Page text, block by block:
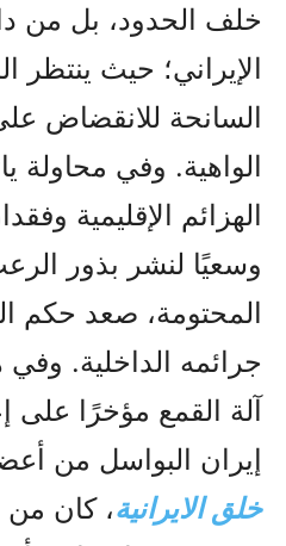
خلف الحدود، بل من
الإيراني؛ حيث ينتظر
السانحة للانقضاض
الواهية. وفي محاولة
الهزائم الإقليمية
وسعيًا لنشر بذور
المحتومة، صعد حكم
جرائمه الداخلية.
إيران البواسل من
خلق الایرانیة، كان من